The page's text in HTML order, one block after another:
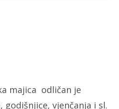
majica odličan je
godišnjice, vjenčanja i sl.